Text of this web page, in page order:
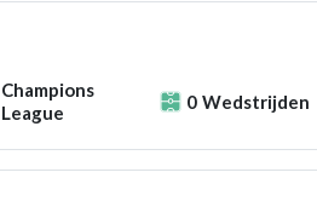
Champions
League
0 Wedstrijden